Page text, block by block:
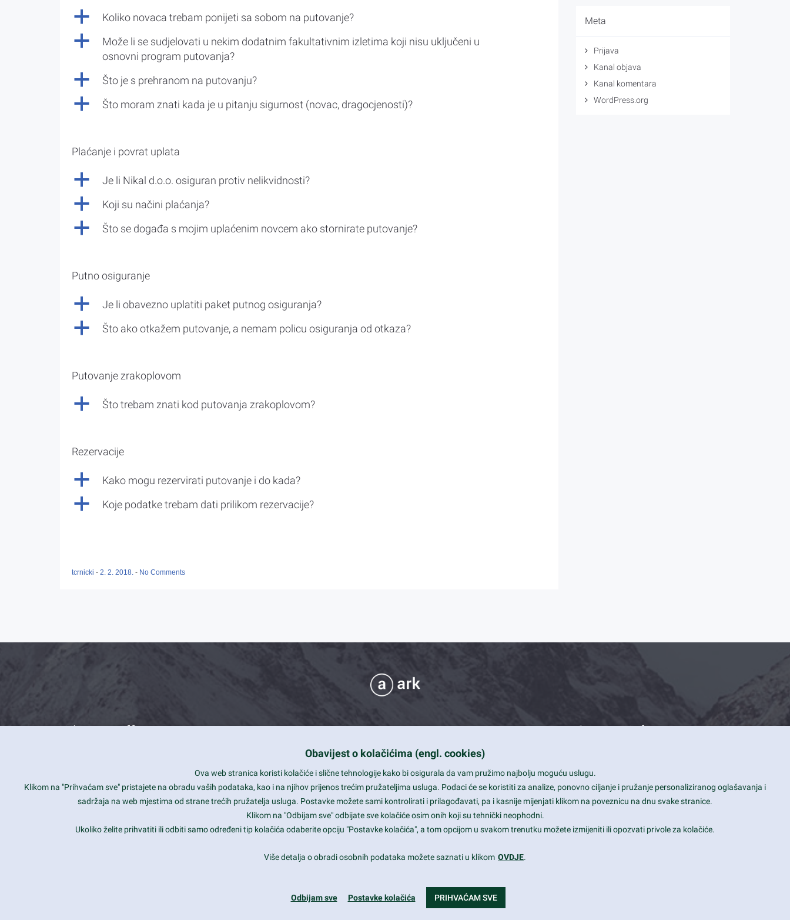
a Koliko novaca trebam ponijeti sa sobom na putovanje?
a
Može li se sudjelovati u nekim dodatnim fakultativnim izletima koji nisu uključeni u
osnovni program putovanja?
a Što je s prehranom na putovanju?
a Što moram znati kada je u pitanju sigurnost (novac, dragocjenosti)?
Plaćanje i povrat uplata
a Je li Nikal d.o.o. osiguran protiv nelikvidnosti?
a Koji su načini plaćanja?
a Što se događa s mojim uplaćenim novcem ako stornirate putovanje?
Putno osiguranje
a Je li obavezno uplatiti paket putnog osiguranja?
a Što ako otkažem putovanje, a nemam policu osiguranja od otkaza?
Putovanje zrakoplovom
a Što trebam znati kod putovanja zrakoplovom?
Rezervacije
a Kako mogu rezervirati putovanje i do kada?
a Koje podatke trebam dati prilikom rezervacije?
tcrnicki - 2. 2. 2018. - No Comments
Meta
Prijava
Kanal objava
Kanal komentara
WordPress.org
What we offer
Is your website user friendly?
Ark offers weekly stunning designs.
Why our customers love Ark?
Smart and beautiful design
Unlimited Eelements
Mobile ready
Contact Info
View, CA 94043
+1 650-253-0000
Daily: 9:00 am - 6:00 pm
Obavijest o kolačićima (engl. cookies)
Ova web stranica koristi kolačiće i slične tehnologije kako bi osigurala da vam pružimo najbolju moguću uslugu.
Klikom na "Prihvaćam sve" pristajete na obradu vaših podataka, kao i na njihov prijenos trećim pružateljima usluga. Podaci će se koristiti za analize, ponovno ciljanje i pružanje personaliziranog oglašavanja i
sadržaja na web mjestima od strane trećih pružatelja usluga. Postavke možete sami kontrolirati i prilagođavati, pa i kasnije mijenjati klikom na poveznicu na dnu svake stranice.
Klikom na "Odbijam sve" odbijate sve kolačiće osim onih koji su tehnički neophodni.
Ukoliko želite prihvatiti ili odbiti samo određeni tip kolačića odaberite opciju "Postavke kolačića", a tom opcijom u svakom trenutku možete izmijeniti ili opozvati privole za kolačiće.
Više detalja o obradi osobnih podataka možete saznati u klikom OVDJE.
Odbijam sve Postavke kolačića PRIHVAĆAM SVE